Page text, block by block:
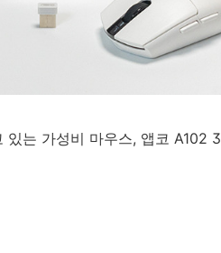
는 가성비 마우스, 앱코 A102